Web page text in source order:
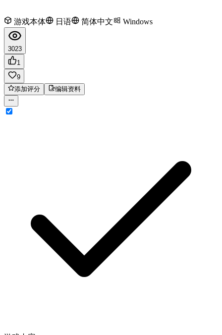
游戏本体 日语 简体中文 Windows
3023
1
9
添加评分
编辑资料